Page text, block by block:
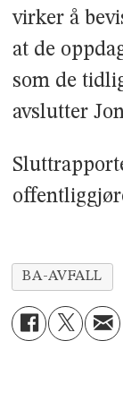
virker å
at de
som de
avslutter
BA-AVFALL